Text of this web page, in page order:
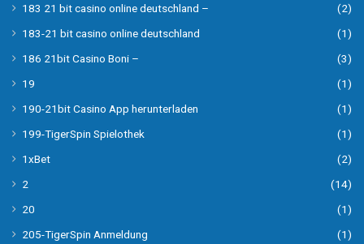
183 21 bit casino online deutschland –
(2)
183-21 bit casino online deutschland
(1)
186 21bit Casino Boni –
(3)
19
(1)
190-21bit Casino App herunterladen
(1)
199-TigerSpin Spielothek
(1)
1xBet
(2)
2
(14)
20
(1)
205-TigerSpin Anmeldung
(1)